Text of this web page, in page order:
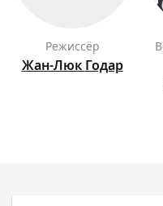
режиссёр
Жан-Люк Годар